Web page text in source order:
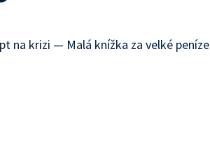
na krizi — Malá knížka za velké peníze